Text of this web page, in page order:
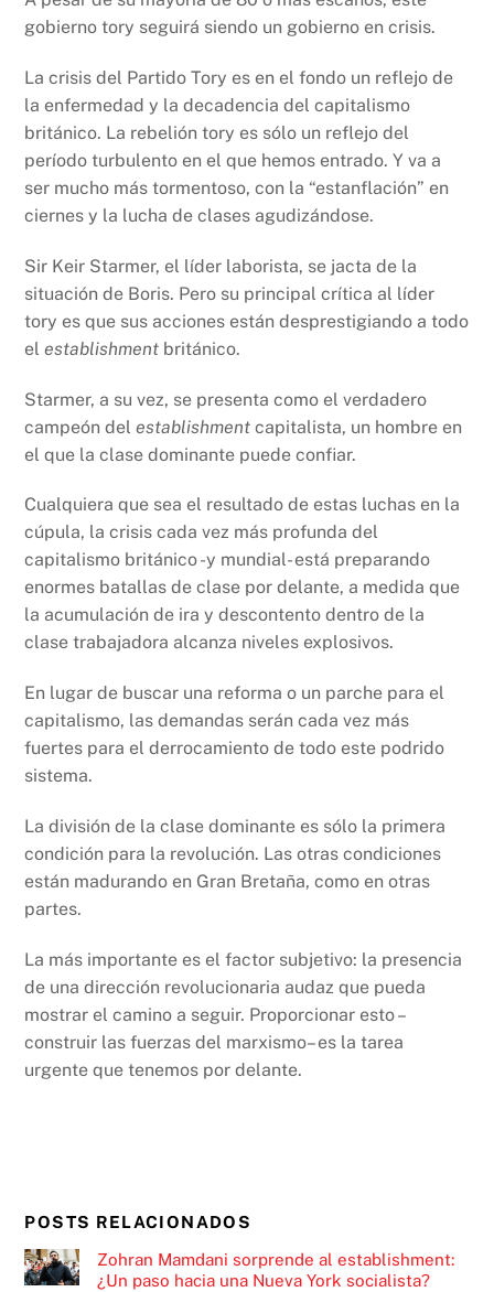
gobierno tory seguirá siendo un gobierno en crisis.
La crisis del Partido Tory es en el fondo un reflejo de
la enfermedad y la decadencia del capitalismo
británico. La rebelión tory es sólo un reflejo del
período turbulento en el que hemos entrado. Y va a
ser mucho más tormentoso, con la “estanflación” en
ciernes y la lucha de clases agudizándose.
Sir Keir Starmer, el líder laborista, se jacta de la
situación de Boris. Pero su principal crítica al líder
tory es que sus acciones están desprestigiando a todo
elestablishment británico.
Starmer, a su vez, se presenta como el verdadero
campeón delestablishment capitalista, un hombre en
el que la clase dominante puede confiar.
Cualquiera que sea el resultado de estas luchas en la
cúpula, la crisis cada vez más profunda del
capitalismo británico -y mundial- está preparando
enormes batallas de clase por delante, a medida que
la acumulación de ira y descontento dentro de la
clase trabajadora alcanza niveles explosivos.
En lugar de buscar una reforma o un parche para el
capitalismo, las demandas serán cada vez más
fuertes para el derrocamiento de todo este podrido
sistema.
La división de la clase dominante es sólo la primera
condición para la revolución. Las otras condiciones
están madurando en Gran Bretaña, como en otras
partes.
La más importante es el factor subjetivo: la presencia
de una dirección revolucionaria audaz que pueda
mostrar el camino a seguir. Proporcionar esto –
construir las fuerzas del marxismo– es la tarea
urgente que tenemos por delante.
POSTS RELACIONADOS
Zohran Mamdani sorprende al establishment:
¿Un paso hacia una Nueva York socialista?